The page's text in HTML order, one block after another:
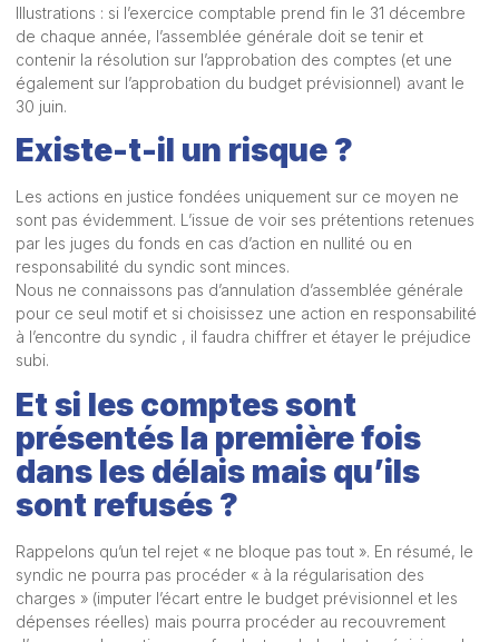
Illustrations : si l’exercice comptable prend fin le 31 décembre
de chaque année, l’assemblée générale doit se tenir et
contenir la résolution sur l’approbation des comptes (et une
également sur l’approbation du budget prévisionnel) avant le
30 juin.
Existe-t-il un risque ?
Les actions en justice fondées uniquement sur ce moyen ne
sont pas évidemment. L’issue de voir ses prétentions retenues
par les juges du fonds en cas d’action en nullité ou en
responsabilité du syndic sont minces.
Nous ne connaissons pas d’annulation d’assemblée générale
pour ce seul motif et si choisissez une action en responsabilité
à l’encontre du syndic , il faudra chiffrer et étayer le préjudice
subi.
Et si les comptes sont
présentés la première fois
dans les délais mais qu’ils
sont refusés ?
Rappelons qu’un tel rejet « ne bloque pas tout ». En résumé, le
syndic ne pourra pas procéder « à la régularisation des
charges » (imputer l’écart entre le budget prévisionnel et les
dépenses réelles) mais pourra procéder au recouvrement